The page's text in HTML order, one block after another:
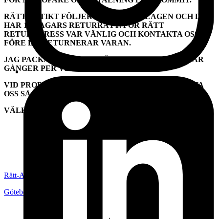
RÄTT ANTIKT FÖLJER DISTANSKÖPLAGEN OCH DU
HAR 14 DAGARS RETURRÄTT.FÖR RÄTT
RETURADRESS VAR VÄNLIG OCH KONTAKTA OSS
FÖRE DU RETURNERAR VARAN.
JAG PACKAR DIN VARA VÄL OCH POSTAR ETT PAR
GÅNGER PER VECKA.
VID PROBLEM MED FRAKT/LEVERANS KONTAKTA
OSS SÅ HJÄLPER VI DIG.
VÄLKOMMEN!
Rätt-Antikt
Göteborg